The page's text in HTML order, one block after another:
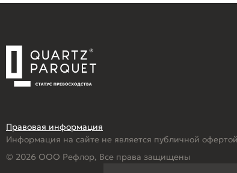
Правовая информация
Информация на сайте не является публичной
© 2026 ООО Рефлор, Все права защищены